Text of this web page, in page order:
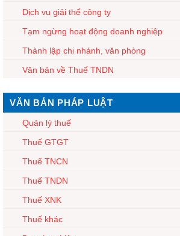
Dịch vụ giải thể công ty
Tạm ngừng hoạt động doanh nghiệp
Thành lập chi nhánh, văn phòng
Văn bản về Thuế TNDN
VĂN BẢN PHÁP LUẬT
Quản lý thuế
Thuế GTGT
Thuế TNCN
Thuế TNDN
Thuế XNK
Thuế khác